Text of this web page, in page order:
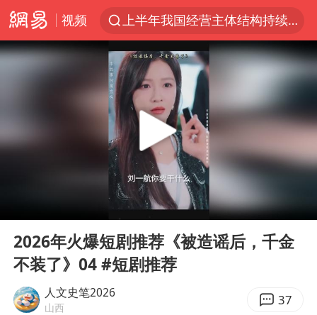
视频
上半年我国经营主体结构持续优化
白海豚对华东华北影响会大于巴威
于东来回应胖东来近25年老店年底关闭
《披荆斩棘2026》阵容官宣
全球最大级别运输船通过长江大桥
独闯南太行的失联女生最后轨迹已确认
上海全力守护市民“菜篮子”
国足U17与阿森纳决赛取消 并列冠军
白海豚北上或致京津冀暴雨
Play
12:59
2026年火爆短剧推荐《被造谣后，千金
不装了》04 #短剧推荐
人文史笔2026
山西 37